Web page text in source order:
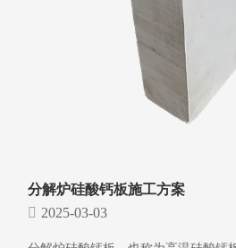
分解炉硅酸钙板施工方案
2025-03-03